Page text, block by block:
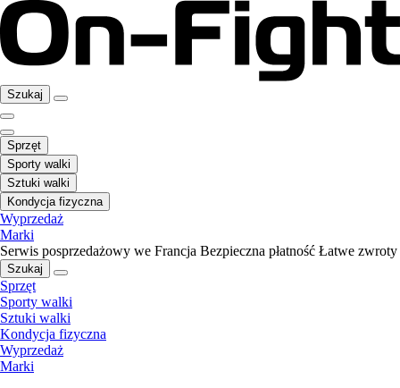
Szukaj
Sprzęt
Sporty walki
Sztuki walki
Kondycja fizyczna
Wyprzedaż
Marki
Serwis posprzedażowy we Francja Bezpieczna płatność Łatwe zwroty
Szukaj
Sprzęt
Sporty walki
Sztuki walki
Kondycja fizyczna
Wyprzedaż
Marki